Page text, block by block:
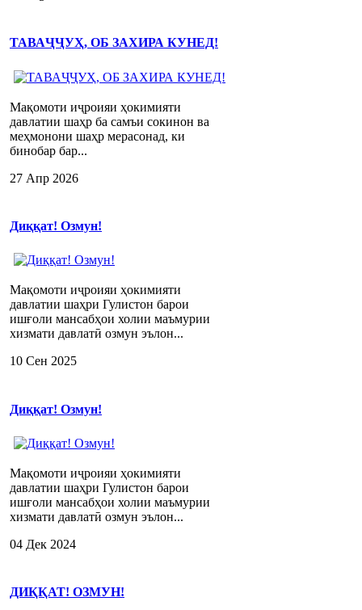
ТАВАҶҶУҲ, ОБ ЗАХИРА КУНЕД!
Мақомоти иҷроияи ҳокимияти
давлатии шаҳр ба самъи сокинон ва
меҳмонони шаҳр мерасонад, ки
бинобар бар...
27 Апр 2026
Диққат! Озмун!
Мақомоти иҷроияи ҳокимияти
давлатии шаҳри Гулистон барои
ишғоли мансабҳои холии маъмурии
хизмати давлатӣ озмун эълон...
10 Сен 2025
Диққат! Озмун!
Мақомоти иҷроияи ҳокимияти
давлатии шаҳри Гулистон барои
ишғоли мансабҳои холии маъмурии
хизмати давлатӣ озмун эълон...
04 Дек 2024
ДИҚҚАТ! ОЗМУН!